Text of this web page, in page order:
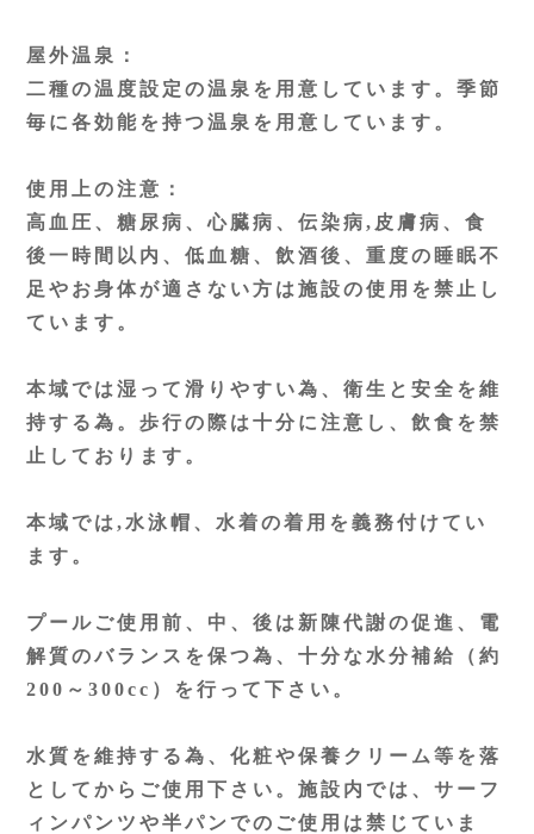
屋外温泉：
二種の温度設定の温泉を用意しています。季節
毎に各効能を持つ温泉を用意しています。
使用上の注意：
高血圧、糖尿病、心臓病、伝染病,皮膚病、食
後一時間以内、低血糖、飲酒後、重度の睡眠不
足やお身体が適さない方は施設の使用を禁止し
ています。
本域では湿って滑りやすい為、衛生と安全を維
持する為。歩行の際は十分に注意し、飲食を禁
止しております。
本域では,水泳帽、水着の着用を義務付けてい
ます。
プールご使用前、中、後は新陳代謝の促進、電
解質のバランスを保つ為、十分な水分補給（約
200～300cc）を行って下さい。
水質を維持する為、化粧や保養クリーム等を落
としてからご使用下さい。施設内では、サーフ
ィンパンツや半パンでのご使用は禁じていま